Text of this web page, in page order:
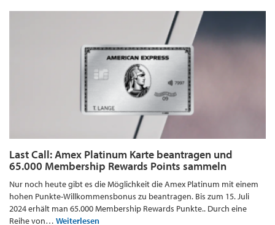
Last Call: Amex Platinum Karte beantragen und
65.000 Membership Rewards Points sammeln
Nur noch heute gibt es die Möglichkeit die Amex Platinum mit einem
hohen Punkte-Willkommensbonus zu beantragen. Bis zum 15. Juli
2024 erhält man 65.000 Membership Rewards Punkte.. Durch eine
Reihe von… Weiterlesen